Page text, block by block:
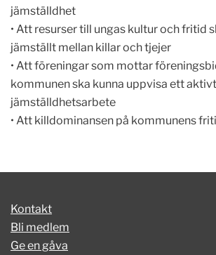
jämställdhet
• Att resurser till ungas kultur och fritid
jämställt mellan killar och tjejer
• Att föreningar som mottar
kommunen ska kunna uppvisa ett aktivt
jämställdhetsarbete
• Att killdominansen på kommunens
Kontakt
Bli medlem
Ge en gåva